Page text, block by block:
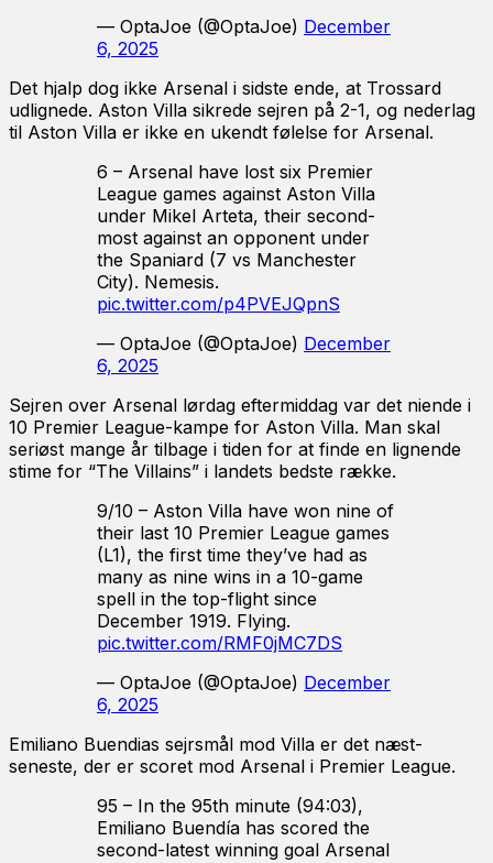
— OptaJoe (@OptaJoe) December
6, 2025
Det hjalp dog ikke Arsenal i sidste ende, at Trossard
udlignede. Aston Villa sikrede sejren på 2-1, og nederlag
til Aston Villa er ikke en ukendt følelse for Arsenal.
6 – Arsenal have lost six Premier
League games against Aston Villa
under Mikel Arteta, their second-
most against an opponent under
the Spaniard (7 vs Manchester
City). Nemesis.
pic.twitter.com/p4PVEJQpnS
— OptaJoe (@OptaJoe) December
6, 2025
Sejren over Arsenal lørdag eftermiddag var det niende i
10 Premier League-kampe for Aston Villa. Man skal
seriøst mange år tilbage i tiden for at finde en lignende
stime for “The Villains” i landets bedste række.
9/10 – Aston Villa have won nine of
their last 10 Premier League games
(L1), the first time they’ve had as
many as nine wins in a 10-game
spell in the top-flight since
December 1919. Flying.
pic.twitter.com/RMF0jMC7DS
— OptaJoe (@OptaJoe) December
6, 2025
Emiliano Buendias sejrsmål mod Villa er det næst-
seneste, der er scoret mod Arsenal i Premier League.
95 – In the 95th minute (94:03),
Emiliano Buendía has scored the
second-latest winning goal Arsenal